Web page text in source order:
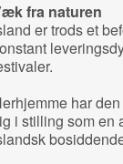
fra naturen
er trods et
har
i stilling som en